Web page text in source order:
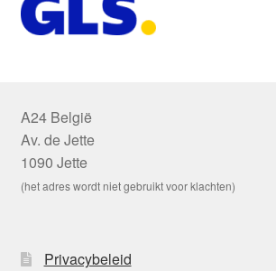
A24 België
Av. de Jette
1090 Jette
(het adres wordt niet gebruikt voor klachten)
Privacybeleid